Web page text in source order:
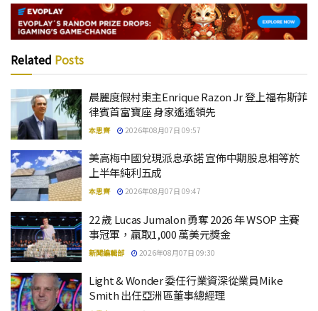
Related Posts
晨麗度假村東主Enrique Razon Jr 登上福布斯菲
律賓首富寶座 身家遙遙領先
本思齊 2026年08月07日 09:57
美高梅中國兌現派息承諾 宣佈中期股息相等於
上半年純利五成
本思齊 2026年08月07日 09:47
22 歲 Lucas Jumalon 勇奪 2026 年 WSOP 主賽
事冠軍，贏取1,000 萬美元獎金
新聞編輯部 2026年08月07日 09:30
Light & Wonder 委任行業資深從業員Mike
Smith 出任亞洲區董事總經理